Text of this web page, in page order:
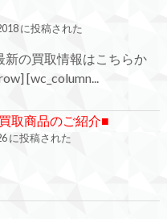
に投稿された
新の買取情報はこちらか
[wc_column...
取商品のご紹介■
に投稿された